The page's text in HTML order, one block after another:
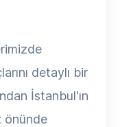
detaylı bir
İstanbul'ın
önünde